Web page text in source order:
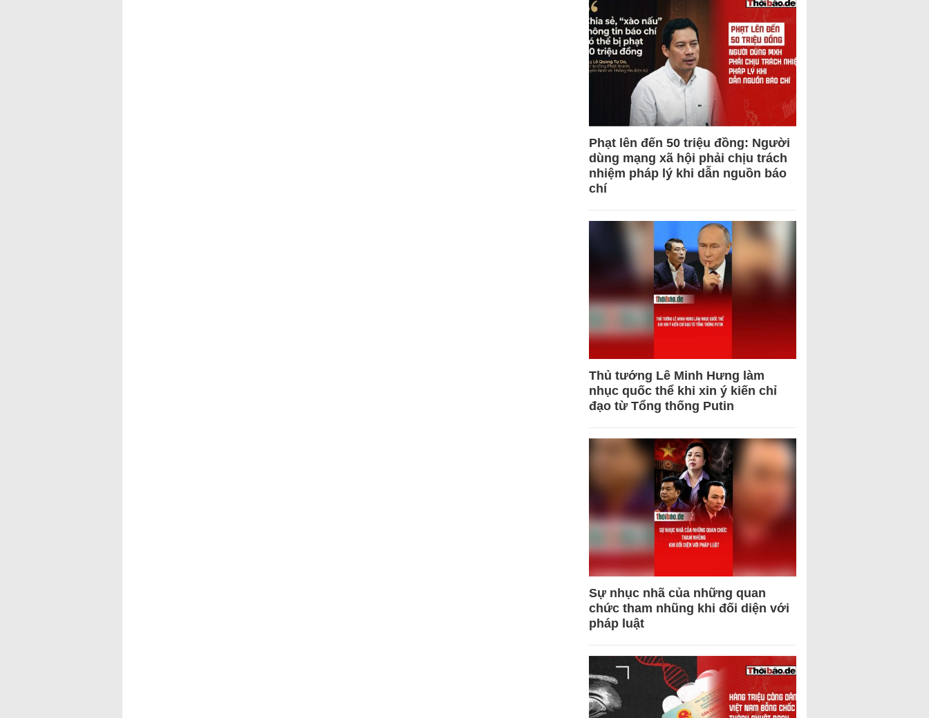
Phạt lên đến 50 triệu đồng: Người
dùng mạng xã hội phải chịu trách
nhiệm pháp lý khi dẫn nguồn báo
chí
Thủ tướng Lê Minh Hưng làm
nhục quốc thể khi xin ý kiến chỉ
đạo từ Tổng thống Putin
Sự nhục nhã của những quan
chức tham nhũng khi đối diện với
pháp luật